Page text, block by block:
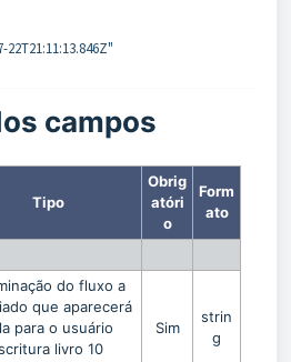
campos
Tipo
Obrig
atóri
o
Form
ato
do fluxo a
que aparecerá
para o usuário
livro 10
Sim
strin
g